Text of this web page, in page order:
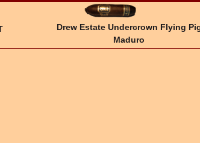
Drew Estate Undercrown Flying
Maduro